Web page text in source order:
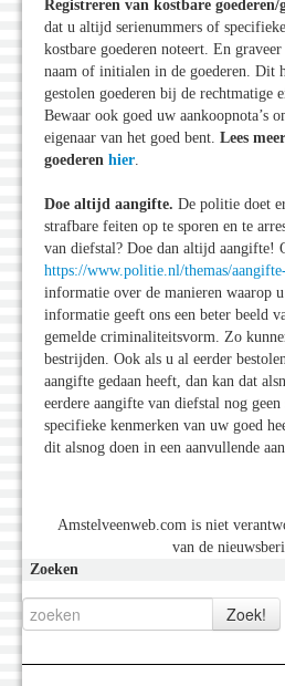
Registreren van kostbare goederen/
dat u altijd serienummers of
kostbare goederen noteert. En
naam of initialen in de goederen. Dit
gestolen goederen bij de rechtmatige
Bewaar ook goed uw aankoopnota’s
eigenaar van het goed bent. Lees
goederen hier.
Doe altijd aangifte. De politie doet
strafbare feiten op te sporen en te
van diefstal? Doe dan altijd aangifte!
https://www.politie.nl/themas/
informatie over de manieren waarop
informatie geeft ons een beter beeld
gemelde criminaliteitsvorm. Zo
bestrijden. Ook als u al eerder
aangifte gedaan heeft, dan kan dat
eerdere aangifte van diefstal nog
specifieke kenmerken van uw goed
dit alsnog doen in een aanvullende
Amstelveenweb.com is niet
van de
Zoeken